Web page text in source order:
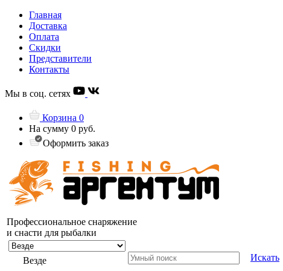
Главная
Доставка
Оплата
Скидки
Представители
Контакты
Мы в соц. сетях
Корзина 0
На сумму 0 руб.
Оформить заказ
Профессиональное снаряжение
и снасти для рыбалки
Везде Искать